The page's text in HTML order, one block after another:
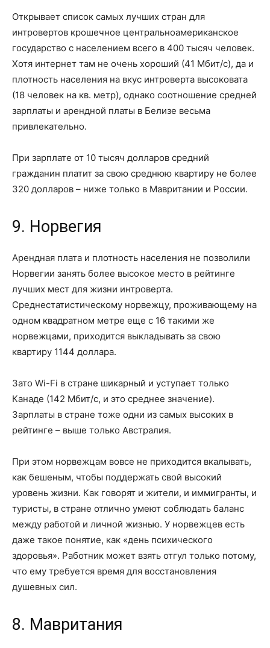
Открывает список самых лучших стран для
интровертов крошечное центральноамериканское
государство с населением всего в 400 тысяч человек.
Хотя интернет там не очень хороший (41 Мбит/с), да и
плотность населения на вкус интроверта высоковата
(18 человек на кв. метр), однако соотношение средней
зарплаты и арендной платы в Белизе весьма
привлекательно.
При зарплате от 10 тысяч долларов средний
гражданин платит за свою среднюю квартиру не более
320 долларов – ниже только в Мавритании и России.
9. Норвегия
Арендная плата и плотность населения не позволили
Норвегии занять более высокое место в рейтинге
лучших мест для жизни интроверта.
Среднестатистическому норвежцу, проживающему на
одном квадратном метре еще с 16 такими же
норвежцами, приходится выкладывать за свою
квартиру 1144 доллара.
Зато Wi-Fi в стране шикарный и уступает только
Канаде (142 Мбит/с, и это среднее значение).
Зарплаты в стране тоже одни из самых высоких в
рейтинге – выше только Австралия.
При этом норвежцам вовсе не приходится вкалывать,
как бешеным, чтобы поддержать свой высокий
уровень жизни. Как говорят и жители, и иммигранты, и
туристы, в стране отлично умеют соблюдать баланс
между работой и личной жизнью. У норвежцев есть
даже такое понятие, как «день психического
здоровья». Работник может взять отгул только потому,
что ему требуется время для восстановления
душевных сил.
8. Мавритания